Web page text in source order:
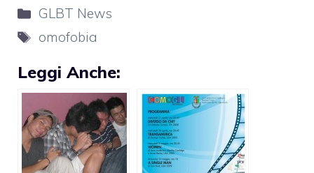
Categorie
GLBT News
Tag
omofobia
Leggi Anche: